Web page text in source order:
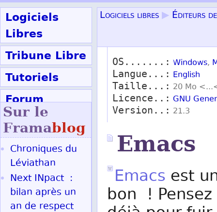
Logiciels
Libres
Tribune Libre
Tutoriels
Forum
Participer
Logiciels libres ▶ Éditeurs
OS.......: Windows,
Langue...: English
Taille...: 20 Mo
Licence..: GNU
Version..: 21.3
Emacs
Emacs est
bon !
Sur le
Framablog
Chroniques du
Léviathan
Next INpact :
bilan après un
an de respect